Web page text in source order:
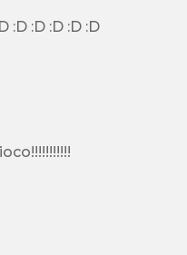
il mio record è 946 :D :D :D :D :D :D